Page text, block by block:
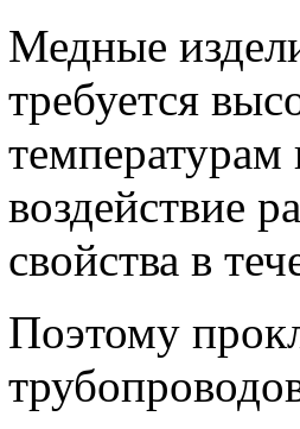
Медные
требуется
воздействие
свойства в
Поэтому